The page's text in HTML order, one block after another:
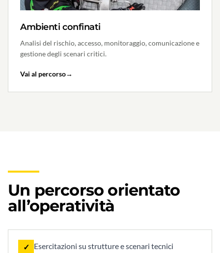
Ambienti confinati
Analisi del rischio, accesso, monitoraggio, comunicazione e
gestione degli scenari critici.
Vai al percorso→
Un percorso orientato
all’operatività
✓ Esercitazioni su strutture e scenari tecnici